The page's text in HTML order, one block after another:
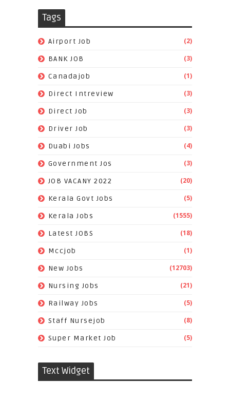
Tags
Airport Job (2)
BANK JOB (3)
Canadajob (1)
Direct Intreview (3)
Direct Job (3)
Driver Job (3)
Duabi Jobs (4)
Government Jos (3)
JOB VACANY 2022 (20)
Kerala Govt Jobs (5)
Kerala Jobs (1555)
Latest JOBS (18)
Mccjob (1)
New Jobs (12703)
Nursing Jobs (21)
Railway Jobs (5)
Staff Nursejob (8)
Super Market Job (5)
Text Widget